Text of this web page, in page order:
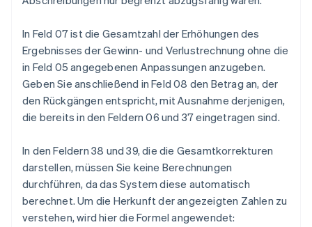
In Feld 07 ist die Gesamtzahl der Erhöhungen des
Ergebnisses der Gewinn- und Verlustrechnung ohne die
in Feld 05 angegebenen Anpassungen anzugeben.
Geben Sie anschließend in Feld 08 den Betrag an, der
den Rückgängen entspricht, mit Ausnahme derjenigen,
die bereits in den Feldern 06 und 37 eingetragen sind.
In den Feldern 38 und 39, die die Gesamtkorrekturen
darstellen, müssen Sie keine Berechnungen
durchführen, da das System diese automatisch
berechnet. Um die Herkunft der angezeigten Zahlen zu
verstehen, wird hier die Formel angewendet: